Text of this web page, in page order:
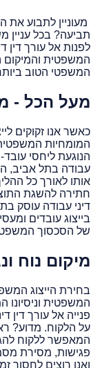
מעוניין לתבוע
תביעה? בכל עניין
לפנות אל עורך דין
המשפטית והמיקום
המשפטי הטוב
מעל הכל -
כאשר אנו זקוקים
המומחיות
הנוגעת ליחסי
עבודה בתל אביב,
אותו לאורך כל
חתירה להשגת
דיני עבודה עוסק
בייצוג עובדים
של הסכסוך
מיקום נוח
בחירת הייצוג
המשפטית וניסיונו
פנייה אל עורך דין
על הלקוח. מדוע?
המאפשר ללקוח
פגישות, מסירת
ואנו רוצים לחסוך